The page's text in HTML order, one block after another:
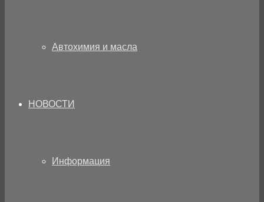
Автохимия и масла
НОВОСТИ
Информация